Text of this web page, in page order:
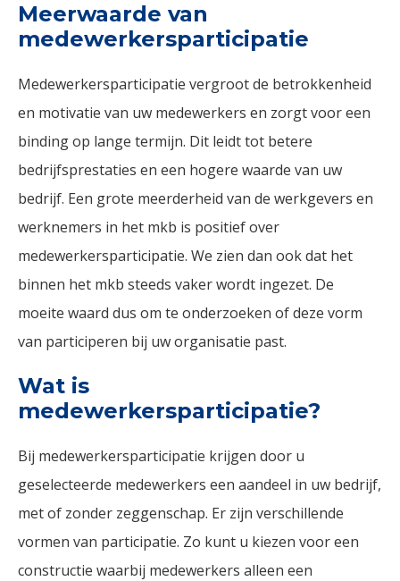
Meerwaarde van
medewerkersparticipatie
Medewerkersparticipatie vergroot de betrokkenheid
en motivatie van uw medewerkers en zorgt voor een
binding op lange termijn. Dit leidt tot betere
bedrijfsprestaties en een hogere waarde van uw
bedrijf. Een grote meerderheid van de werkgevers en
werknemers in het mkb is positief over
medewerkersparticipatie. We zien dan ook dat het
binnen het mkb steeds vaker wordt ingezet. De
moeite waard dus om te onderzoeken of deze vorm
van participeren bij uw organisatie past.
Wat is
medewerkersparticipatie?
Bij medewerkersparticipatie krijgen door u
geselecteerde medewerkers een aandeel in uw bedrijf,
met of zonder zeggenschap. Er zijn verschillende
vormen van participatie. Zo kunt u kiezen voor een
constructie waarbij medewerkers alleen een